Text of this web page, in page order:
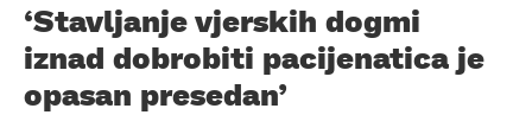
‘Stavljanje vjerskih dogmi
iznad dobrobiti pacijenatica je
opasan presedan’